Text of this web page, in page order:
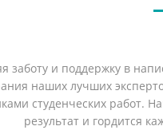
заботу и поддержку в
наших лучших
студенческих работ.
результат и гордится